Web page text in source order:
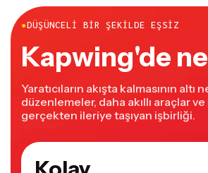
●DÜŞÜNCELI BIR ŞEKILDE EŞSIZ
Kapwing'de
Yaratıcıların akışta kalmasının altı
düzenlemeler, daha akıllı araçlar
gerçekten ileriye taşıyan işbirliği.